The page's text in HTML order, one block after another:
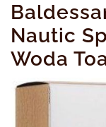
Nautic
Woda